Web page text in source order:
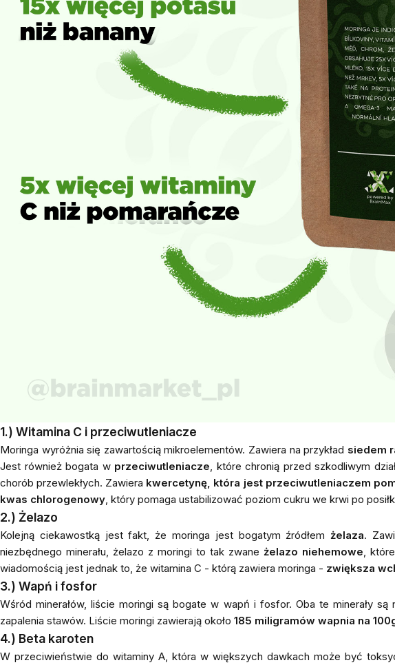
1.) Witamina C i przeciwutleniacze
Moringa wyróżnia się zawartością mikroelementów. Zawiera na przykład siedem
Jest również bogata w przeciwutleniacze , które chronią przed szkodliwym
chorób przewlekłych. Zawiera kwercetynę, która jest przeciwutleniaczem
kwas chlorogenowy , który pomaga ustabilizować poziom cukru we krwi po
2.) Żelazo
Kolejną ciekawostką jest fakt, że moringa jest bogatym źródłem żelaza.
niezbędnego minerału, żelazo z moringi to tak zwane żelazo niehemowe ,
wiadomością jest jednak to, że witamina C - którą zawiera moringa - zwiększa
3.) Wapń i fosfor
Wśród minerałów, liście moringi są bogate w wapń i fosfor. Oba te minerały
zapalenia stawów. Liście moringi zawierają około 185 miligramów wapnia na
4.) Beta karoten
W przeciwieństwie do witaminy A, która w większych dawkach może być